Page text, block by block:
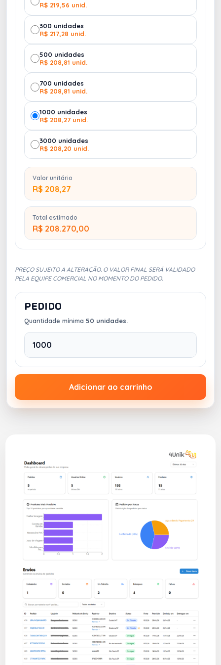
R$ 219,56 unid.
300 unidades
R$ 217,28 unid.
500 unidades
R$ 208,81 unid.
700 unidades
R$ 208,81 unid.
1000 unidades
R$ 208,27 unid.
3000 unidades
R$ 208,20 unid.
Valor unitário
R$ 208,27
Total estimado
R$ 208.270,00
PREÇO SUJEITO A ALTERAÇÃO. O VALOR FINAL SERÁ VALIDADO
PELA EQUIPE COMERCIAL NO MOMENTO DO PEDIDO.
PEDIDO
Quantidade mínima 50 unidades.
Adicionar ao carrinho